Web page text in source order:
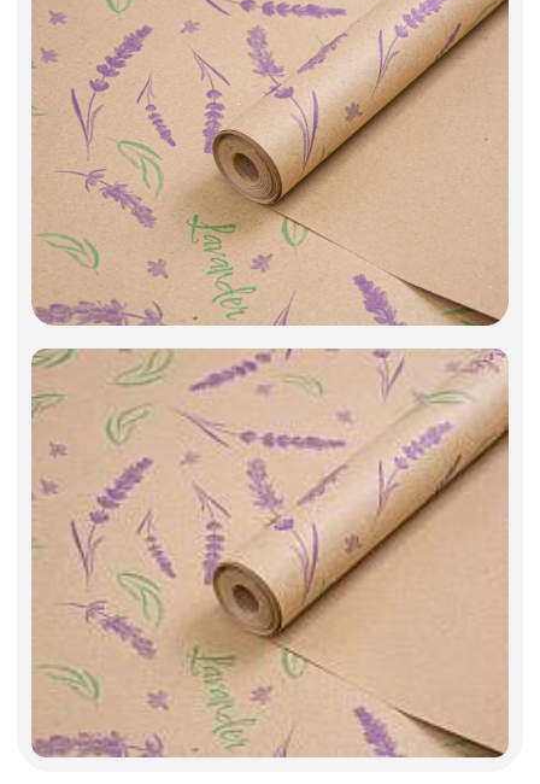
Свечи
Игрушки мягкие
Изделия из металла
Сухоцветы